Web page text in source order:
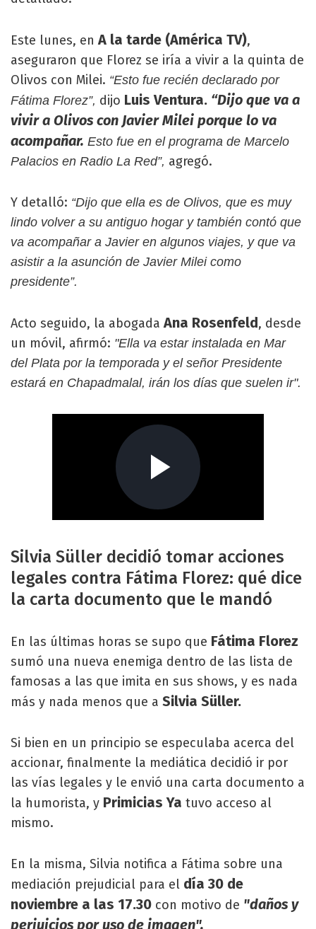
Este lunes, en A la tarde (América TV),
aseguraron que Florez se iría a vivir a la quinta de
Olivos con Milei. “Esto fue recién declarado por
Fátima Florez”, dijo Luis Ventura. “Dijo que va a
vivir a Olivos con Javier Milei porque lo va
acompañar. Esto fue en el programa de Marcelo
Palacios en Radio La Red”, agregó.
Y detalló: “Dijo que ella es de Olivos, que es muy
lindo volver a su antiguo hogar y también contó que
va acompañar a Javier en algunos viajes, y que va
asistir a la asunción de Javier Milei como
presidente”.
Acto seguido, la abogadaAna Rosenfeld, desde
un móvil, afirmó: "Ella va estar instalada en Mar
del Plata por la temporada y el señor Presidente
estará en Chapadmalal, irán los días que suelen ir".
Silvia Süller decidió tomar acciones
legales contra Fátima Florez: qué dice
la carta documento que le mandó
En las últimas horas se supo que Fátima Florez
sumó una nueva enemiga dentro de las lista de
famosas a las que imita en sus shows, y es nada
más y nada menos que a Silvia Süller.
Si bien en un principio se especulaba acerca del
accionar, finalmente la mediática decidió ir por
las vías legales y le envió una carta documento a
la humorista, y Primicias Ya tuvo acceso al
mismo.
En la misma, Silvia notifica a Fátima sobre una
mediación prejudicial para el día 30 de
noviembre a las 17.30 con motivo de "daños y
perjuicios por uso de imagen".